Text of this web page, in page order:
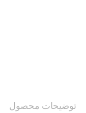
توضیحات محصول